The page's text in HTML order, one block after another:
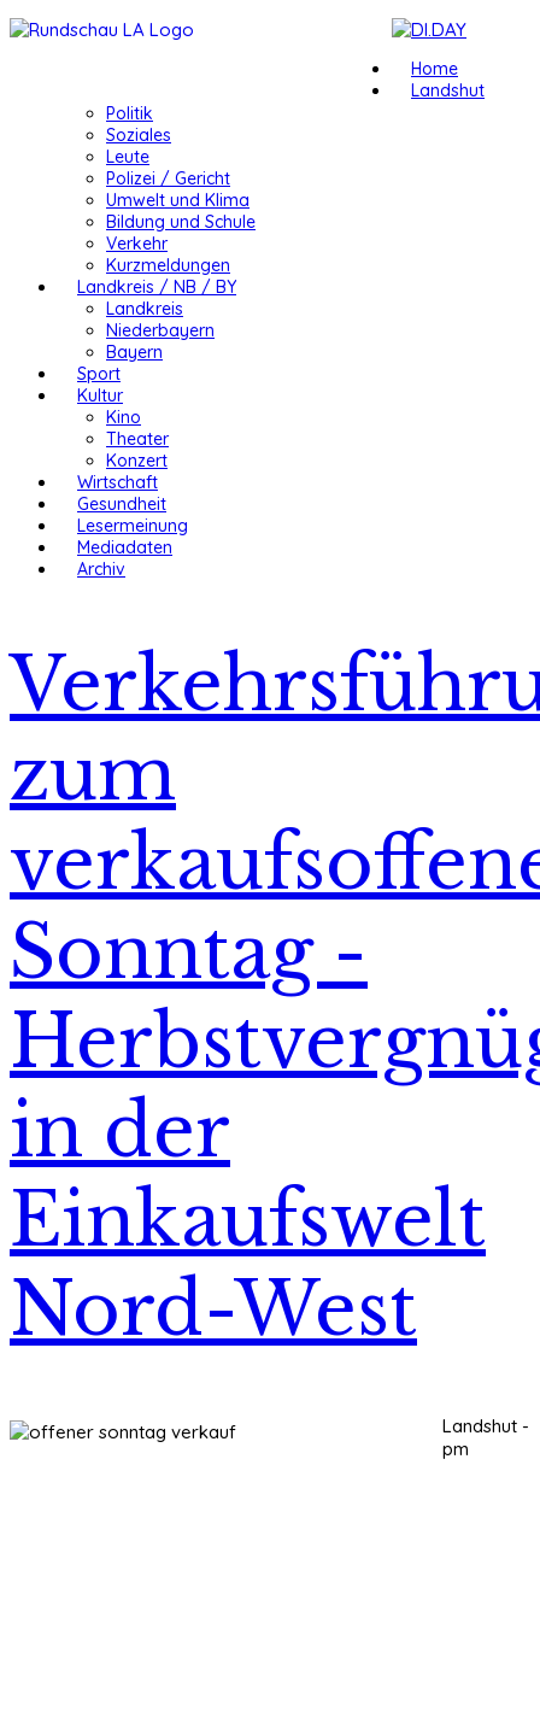
Home
Landshut
Politik
Soziales
Leute
Polizei / Gericht
Umwelt und Klima
Bildung und Schule
Verkehr
Kurzmeldungen
Landkreis / NB / BY
Landkreis
Niederbayern
Bayern
Sport
Kultur
Kino
Theater
Konzert
Wirtschaft
Gesundheit
Lesermeinung
Mediadaten
Archiv
zum
Sonntag -
in der
Einkaufswelt
Nord-West
Landshut -
pm